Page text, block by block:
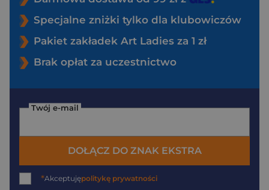
Specjalne zniżki tylko dla klubowiczów
Pakiet zakładek Art Ladies za 1 zł
Brak opłat za uczestnictwo
Twój e-mail
DOŁĄCZ DO ZNAK EKSTRA
*Akceptujępolitykę prywatności